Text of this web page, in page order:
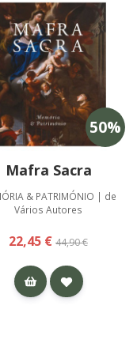
50%
Mafra Sacra
& PATRIMÓNIO | de
Vários Autores
22,45 € 44,90 €